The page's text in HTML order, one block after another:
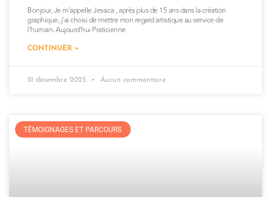
Bonjour, Je m’appelle Jessica , après plus de 15 ans dans la création
graphique, j’ai choisi de mettre mon regard artistique au service de
l’humain. Aujourd’hui Praticienne
CONTINUER »
31 décembre 2025 Aucun commentaire
TÉMOIGNAGES ET PARCOURS